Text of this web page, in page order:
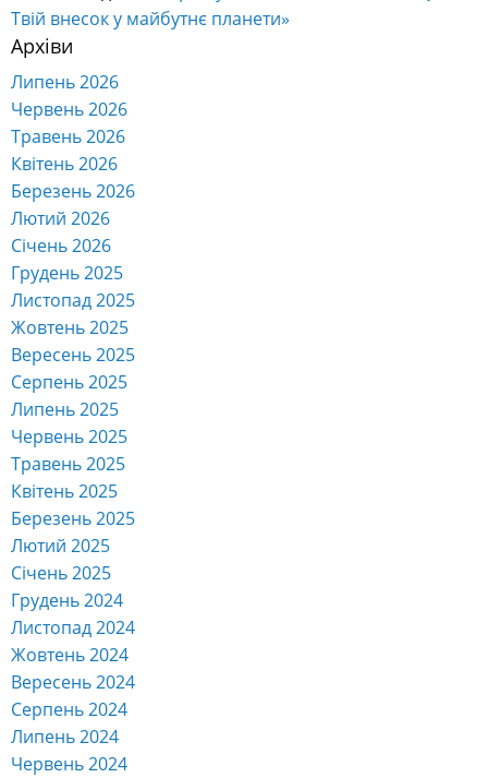
Твій внесок у майбутнє планети»
Архіви
Липень 2026
Червень 2026
Травень 2026
Квітень 2026
Березень 2026
Лютий 2026
Січень 2026
Грудень 2025
Листопад 2025
Жовтень 2025
Вересень 2025
Серпень 2025
Липень 2025
Червень 2025
Травень 2025
Квітень 2025
Березень 2025
Лютий 2025
Січень 2025
Грудень 2024
Листопад 2024
Жовтень 2024
Вересень 2024
Серпень 2024
Липень 2024
Червень 2024